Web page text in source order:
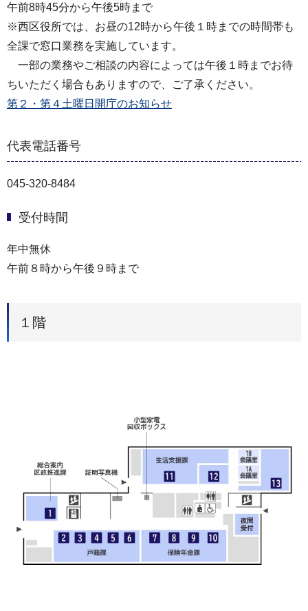
午前8時45分から午後5時まで
※西区役所では、お昼の12時から午後１時までの時間帯も
全課で窓口業務を実施しています。
一部の業務やご相談の内容によっては午後１時までお待
ちいただく場合もありますので、ご了承ください。
第２・第４土曜日開庁のお知らせ
代表電話番号
045-320-8484
受付時間
年中無休
午前８時から午後９時まで
１階